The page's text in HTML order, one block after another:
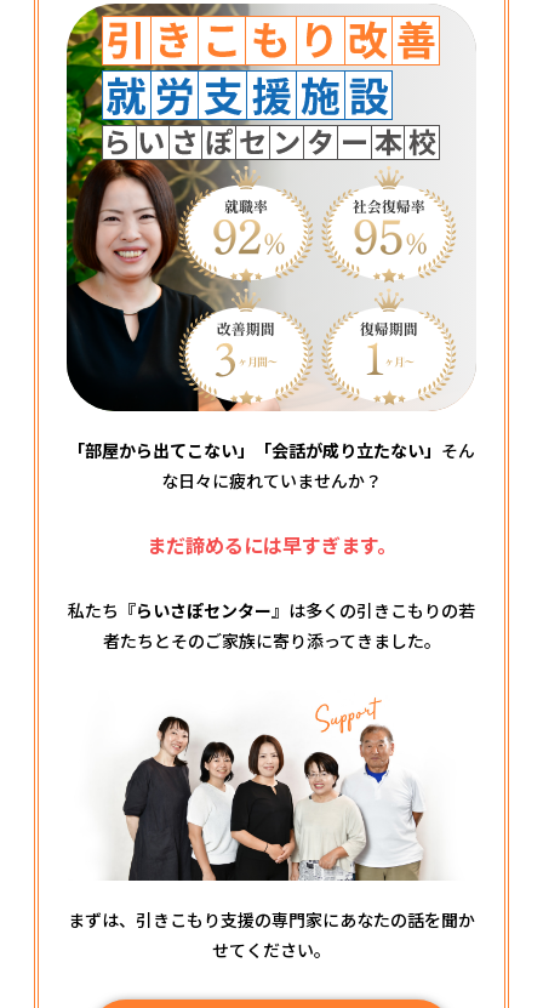
「部屋から出てこない」「会話が成り立たない」 そん
な日々に疲れていませんか？
まだ諦めるには早すぎます。
私たち 『らいさぽセンター』 は多くの引きこもりの若
者たちとそのご家族に寄り添ってきました。
まずは、引きこもり支援の専門家にあなたの話を聞か
せてください。